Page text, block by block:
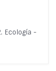
Ecología -